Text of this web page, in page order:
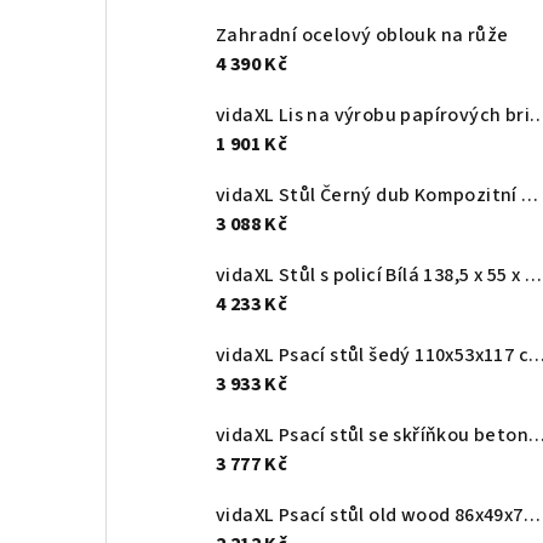
Zahradní ocelový oblouk na růže
4 390 Kč
vidaXL Lis na výrobu papírových
1 901 Kč
vidaXL Stůl Černý dub Kompozitní dřevo 140 x 50 x 75 cm
3 088 Kč
vidaXL Stůl s policí Bílá 138,5 x 55 x 143 cm Kompozitní dřevo
4 233 Kč
vidaXL Psací stůl šedý
3 933 Kč
vidaXL Psací stůl se skříňkou
3 777 Kč
vidaXL Psací stůl old wood 86x49x76 cm kompozitní dřevo